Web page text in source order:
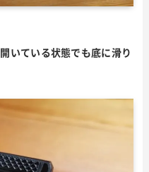
開いている状態でも底に滑り